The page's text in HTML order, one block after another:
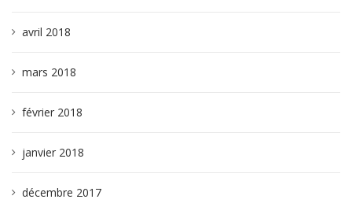
avril 2018
mars 2018
février 2018
janvier 2018
décembre 2017